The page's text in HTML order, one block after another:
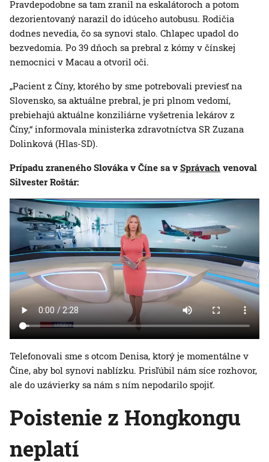
Pravdepodobne sa tam zranil na eskalátoroch a potom
dezorientovaný narazil do idúceho autobusu. Rodičia
dodnes nevedia, čo sa synovi stalo. Chlapec upadol do
bezvedomia. Po 39 dňoch sa prebral z kómy v čínskej
nemocnici v Macau a otvoril oči.
„Pacient z Číny, ktorého by sme potrebovali previesť na
Slovensko, sa aktuálne prebral, je pri plnom vedomí,
prebiehajú aktuálne konziliárne vyšetrenia lekárov z
Číny,“ informovala ministerka zdravotníctva SR Zuzana
Dolinková (Hlas-SD).
Prípadu zraneného Slováka v Číne sa v Správach venoval
Silvester Roštár:
Telefonovali sme s otcom Denisa, ktorý je momentálne v
Číne, aby bol synovi nablízku. Prisľúbil nám síce rozhovor,
ale do uzávierky sa nám s ním nepodarilo spojiť.
Poistenie z Hongkongu
neplatí